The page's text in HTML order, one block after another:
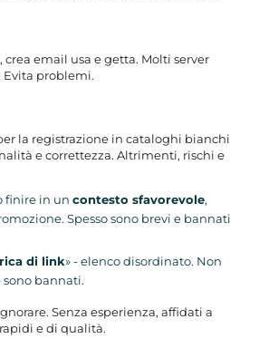
email usa e getta. Molti server
problemi.
la registrazione in cataloghi bianchi
e correttezza. Altrimenti, rischi e
finire in un contesto sfavorevole,
Spesso sono brevi e bannati
di link» - elenco disordinato. Non
bannati.
Senza esperienza, affidati a
e di qualità.